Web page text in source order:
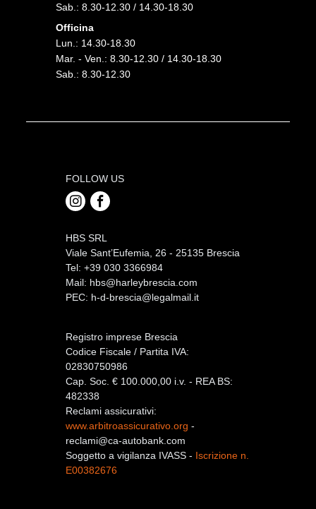
Sab.: 8.30-12.30 / 14.30-18.30
Officina
Lun.: 14.30-18.30
Mar. - Ven.: 8.30-12.30 / 14.30-18.30
Sab.: 8.30-12.30
FOLLOW US
HBS SRL
Viale Sant’Eufemia, 26 - 25135 Brescia
Tel: +39 030 3366984
Mail: hbs@harleybrescia.com
PEC: h-d-brescia@legalmail.it
Registro imprese Brescia
Codice Fiscale / Partita IVA:
02830750986
Cap. Soc. € 100.000,00 i.v. - REA BS:
482338
Reclami assicurativi:
www.arbitroassicurativo.org -
reclami@ca-autobank.com
Soggetto a vigilanza IVASS - Iscrizione n.
E00382676